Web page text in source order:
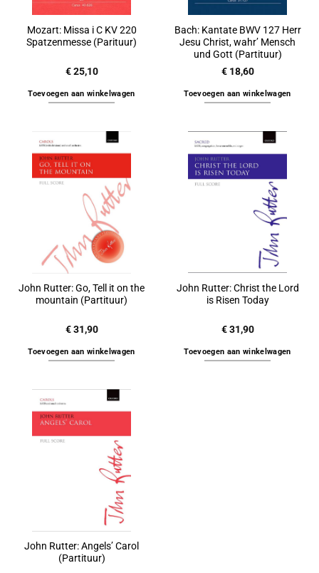
Mozart: Missa i C KV 220
Spatzenmesse (Parituur)
€25,10
Toevoegen aan winkelwagen
Bach: Kantate BWV 127 Herr
Jesu Christ, wahr’ Mensch
und Gott (Partituur)
€18,60
Toevoegen aan winkelwagen
John Rutter: Go, Tell it on the
mountain (Partituur)
€31,90
Toevoegen aan winkelwagen
John Rutter: Christ the Lord
is Risen Today
€31,90
Toevoegen aan winkelwagen
John Rutter: Angels’ Carol
(Partituur)